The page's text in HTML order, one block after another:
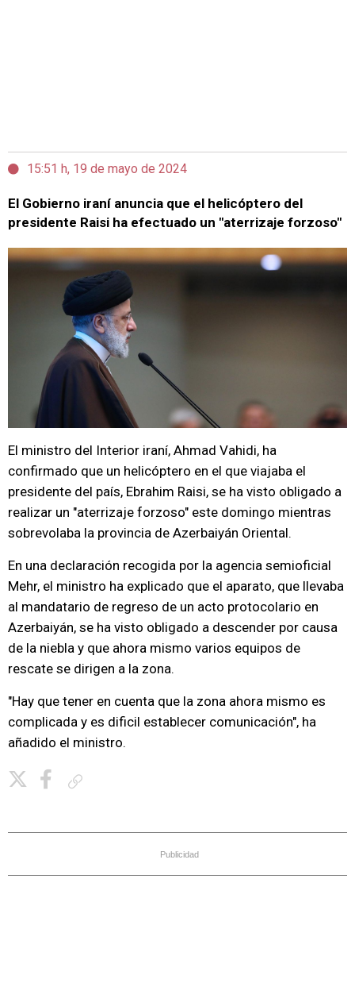
15:51 h, 19 de mayo de 2024
El Gobierno iraní anuncia que el helicóptero del
presidente Raisi ha efectuado un "aterrizaje forzoso"
El ministro del Interior iraní, Ahmad Vahidi, ha
confirmado que un helicóptero en el que viajaba el
presidente del país, Ebrahim Raisi, se ha visto obligado a
realizar un "aterrizaje forzoso" este domingo mientras
sobrevolaba la provincia de Azerbaiyán Oriental.
En una declaración recogida por la agencia semioficial
Mehr, el ministro ha explicado que el aparato, que llevaba
al mandatario de regreso de un acto protocolario en
Azerbaiyán, se ha visto obligado a descender por causa
de la niebla y que ahora mismo varios equipos de
rescate se dirigen a la zona.
"Hay que tener en cuenta que la zona ahora mismo es
complicada y es dificil establecer comunicación", ha
añadido el ministro.
Publicidad